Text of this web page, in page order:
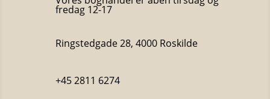
fredag 12-17
Ringstedgade 28, 4000 Roskilde
+45 2811 6274